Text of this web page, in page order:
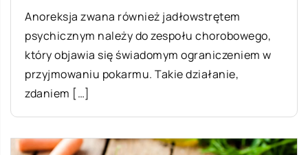
Anoreksja zwana również jadłowstrętem
psychicznym należy do zespołu chorobowego,
który objawia się świadomym ograniczeniem w
przyjmowaniu pokarmu. Takie działanie,
zdaniem […]